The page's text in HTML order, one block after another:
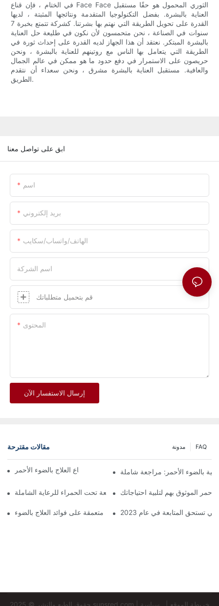
في الختام ، فإن قناع Face Face الثوري المحمول هو حقًا مستقبل
العناية بالبشرة. بفضل التكنولوجيا المتقدمة ونتائجها المثبتة ، لديها
القدرة على تحويل الطريقة التي نهتم بها بشرتنا. كشركة تتمتع بخبرة 7
سنوات في الصناعة ، نحن متحمسون لأن نكون في طليعة حل العناية
بالبشرة المبتكر. نعتقد أن هذا الجهاز لديه القدرة على إحداث ثورة في
الطريقة التي يتعامل بها الناس مع روتينهم للعناية بالبشرة ، ونحن
حريصون على الاستمرار في دفع حدود ما هو ممكن في عالم الجمال
والعافية. مستقبل العناية بالبشرة مشرق ، ونحن سعداء أن نتقدم
الطريق.
ابق على تواصل معنا
اسم
بريد إلكتروني
الهاتف/واتساب/سكايب
اسم الشركة
قم بتحميل متطلباتك
المحتوى
إرسال الاستفسار الآن
مقالات مقترحة FAQ مدونة
اكتشف فوائد استخدام قناع العلاج بالضوء الأحمربالضوء الأحمر: مراجعة شاملة
أفضل أجهزة العلاج بالضوء الأحمر والأشعة تحت الحمراء للرعاية الشاملة
الموثوق بهم لتلبية احتياجاتك
نظرة متعمقة على فوائد العلاج بالضوء LED للوجه
تستحق المتابعة في عام 2023